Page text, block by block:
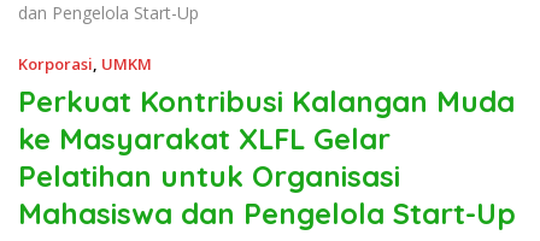
dan Pengelola Start-Up
Korporasi, UMKM
Perkuat Kontribusi Kalangan Muda
ke Masyarakat XLFL Gelar
Pelatihan untuk Organisasi
Mahasiswa dan Pengelola Start-Up